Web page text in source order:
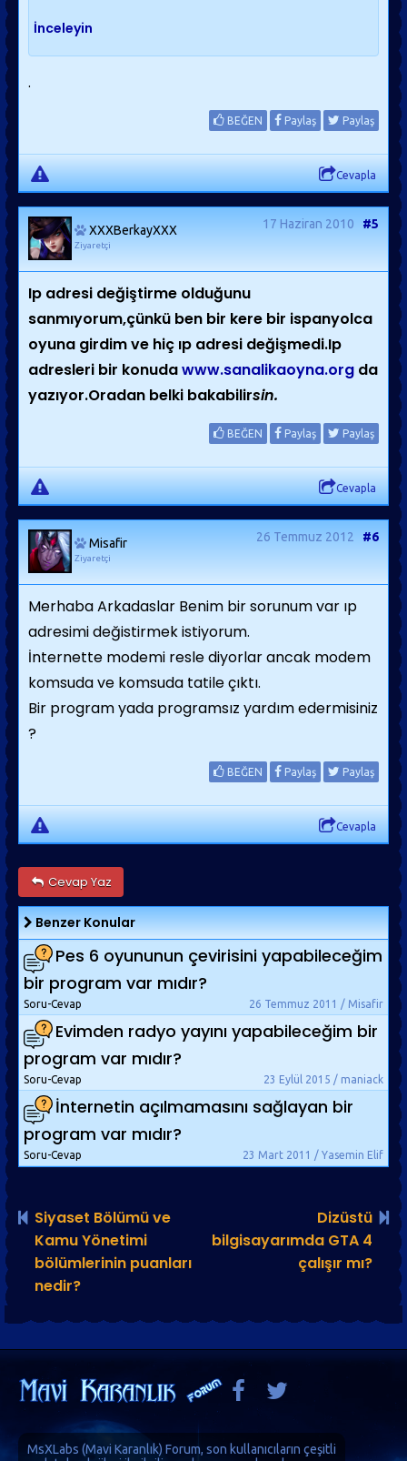
İnceleyin
.
BEĞEN Paylaş Paylaş
Cevapla
XXXBerkayXXX
Ziyaretçi
17 Haziran 2010 #5
Ip adresi değiştirme olduğunu
sanmıyorum,çünkü ben bir kere bir ispanyolca
oyuna girdim ve hiç ıp adresi değişmedi.Ip
adresleri bir konudawww.sanalikaoyna.org da
yazıyor.Oradan belki bakabilirsin.
BEĞEN Paylaş Paylaş
Cevapla
Misafir
Ziyaretçi
26 Temmuz 2012 #6
Merhaba Arkadaslar Benim bir sorunum var ıp
adresimi değistirmek istiyorum.
İnternette modemi resle diyorlar ancak modem
komsuda ve komsuda tatile çıktı.
Bir program yada programsız yardım edermisiniz
?
BEĞEN Paylaş Paylaş
Cevapla
Cevap Yaz
Benzer Konular
Pes 6 oyununun çevirisini yapabileceğim
bir program var mıdır?
26 Temmuz 2011 / Misafir
Soru-Cevap
Evimden radyo yayını yapabileceğim bir
program var mıdır?
23 Eylül 2015 / maniack
Soru-Cevap
İnternetin açılmamasını sağlayan bir
program var mıdır?
23 Mart 2011 / Yasemin Elif
Soru-Cevap
Siyaset Bölümü ve
Kamu Yönetimi
bölümlerinin puanları
nedir?
Dizüstü
bilgisayarımda GTA 4
çalışır mı?
MsXLabs (Mavi Karanlık) Forum, son kullanıcıların çeşitli